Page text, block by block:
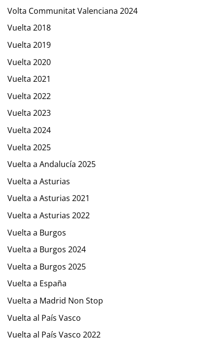
Volta Communitat Valenciana 2024
Vuelta 2018
Vuelta 2019
Vuelta 2020
Vuelta 2021
Vuelta 2022
Vuelta 2023
Vuelta 2024
Vuelta 2025
Vuelta a Andalucía 2025
Vuelta a Asturias
Vuelta a Asturias 2021
Vuelta a Asturias 2022
Vuelta a Burgos
Vuelta a Burgos 2024
Vuelta a Burgos 2025
Vuelta a España
Vuelta a Madrid Non Stop
Vuelta al País Vasco
Vuelta al País Vasco 2022